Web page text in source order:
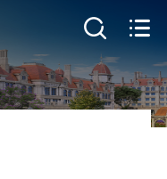
 